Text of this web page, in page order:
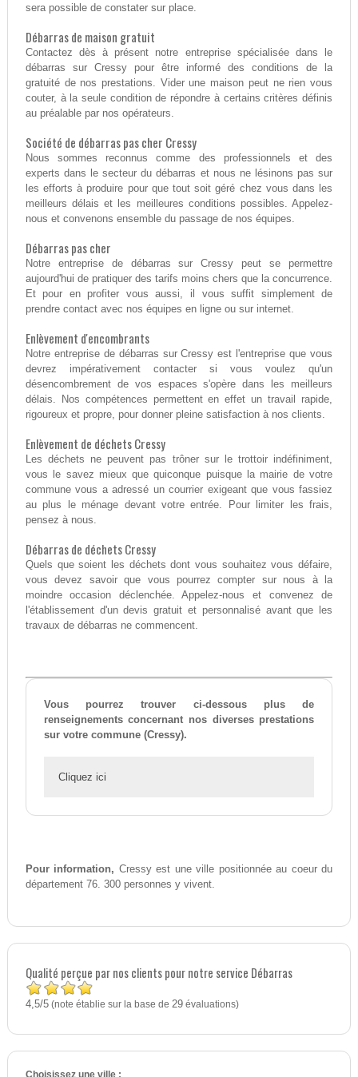
sera possible de constater sur place.
Débarras de maison gratuit
Contactez dès à présent notre entreprise spécialisée dans le
débarras sur Cressy pour être informé des conditions de la
gratuité de nos prestations. Vider une maison peut ne rien vous
couter, à la seule condition de répondre à certains critères définis
au préalable par nos opérateurs.
Société de débarras pas cher Cressy
Nous sommes reconnus comme des professionnels et des
experts dans le secteur du débarras et nous ne lésinons pas sur
les efforts à produire pour que tout soit géré chez vous dans les
meilleurs délais et les meilleures conditions possibles. Appelez-
nous et convenons ensemble du passage de nos équipes.
Débarras pas cher
Notre entreprise de débarras sur Cressy peut se permettre
aujourd'hui de pratiquer des tarifs moins chers que la concurrence.
Et pour en profiter vous aussi, il vous suffit simplement de
prendre contact avec nos équipes en ligne ou sur internet.
Enlèvement d'encombrants
Notre entreprise de débarras sur Cressy est l'entreprise que vous
devrez impérativement contacter si vous voulez qu'un
désencombrement de vos espaces s'opère dans les meilleurs
délais. Nos compétences permettent en effet un travail rapide,
rigoureux et propre, pour donner pleine satisfaction à nos clients.
Enlèvement de déchets Cressy
Les déchets ne peuvent pas trôner sur le trottoir indéfiniment,
vous le savez mieux que quiconque puisque la mairie de votre
commune vous a adressé un courrier exigeant que vous fassiez
au plus le ménage devant votre entrée. Pour limiter les frais,
pensez à nous.
Débarras de déchets Cressy
Quels que soient les déchets dont vous souhaitez vous défaire,
vous devez savoir que vous pourrez compter sur nous à la
moindre occasion déclenchée. Appelez-nous et convenez de
l'établissement d'un devis gratuit et personnalisé avant que les
travaux de débarras ne commencent.
Vous pourrez trouver ci-dessous plus de
renseignements concernant nos diverses prestations
sur votre commune (Cressy).
Cliquez ici
Pour information, Cressy est une ville positionnée au coeur du
département 76. 300 personnes y vivent.
Qualité perçue par nos clients pour notre service Débarras
4,5/5(note établie sur la base de 29évaluations)